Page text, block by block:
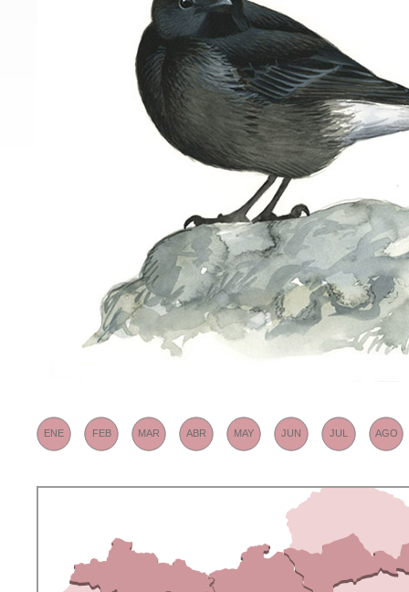
ENE FEB MAR ABR MAY JUN JUL AGO